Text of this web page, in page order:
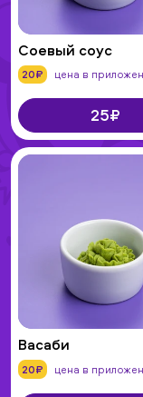
Соевый соус
20₽ цена в
25₽
Васаби
20₽ цена в